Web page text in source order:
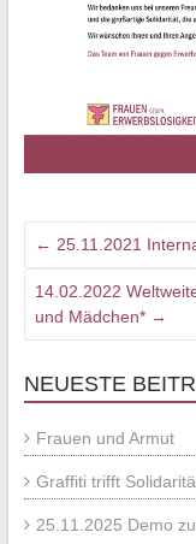
← 25.11.2021
14.02.2022
und Mädchen* →
NEUESTE
Frauen und Armut
Graffiti trifft
25.11.2025 Demo